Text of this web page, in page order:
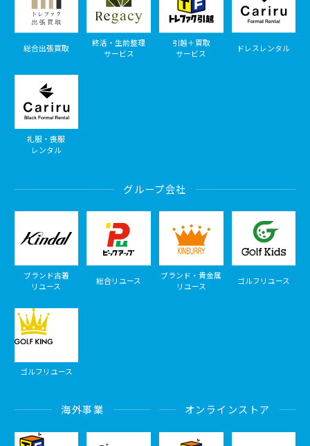
総合出張買取
終活・生前整理
サービス
引越＋買取
サービス
ドレスレンタル
礼服・喪服
レンタル
グループ会社
ブランド古着
リユース
総合リユース
ブランド・貴金属
リユース
ゴルフリユース
ゴルフリユース
海外事業 オンラインストア